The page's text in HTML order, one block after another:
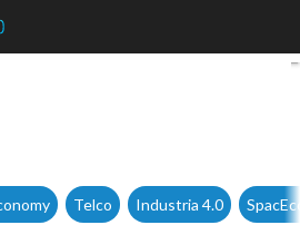
Privacy, videosorveglianza
Telco Industria 4.0